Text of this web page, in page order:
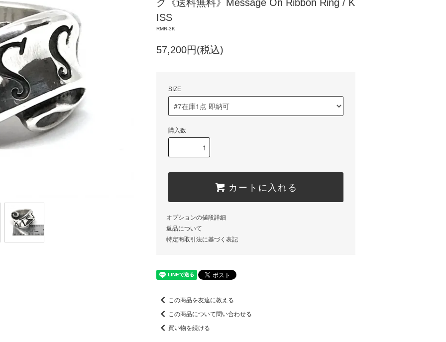
グ《送料無料》Message On Ribbon Ring / K
ISS
RMR-3K
57,200円(税込)
SIZE
購入数
カートに入れる
オプションの値段詳細
返品について
特定商取引法に基づく表記
この商品を友達に教える
この商品について問い合わせる
買い物を続ける